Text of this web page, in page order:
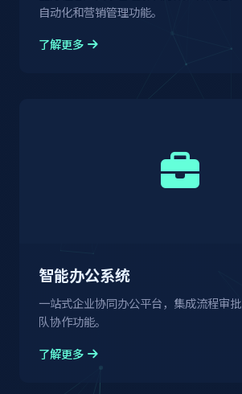
自动化和营销管理功能。
了解更多
智能办公系统
一站式企业协同办公平台，集成流程审
队协作功能。
了解更多